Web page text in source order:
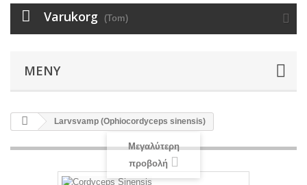
Varukorg (Tom)
MENY
Larvsvamp (Ophiocordyceps sinensis)
Μεγαλύτερη
προβολή